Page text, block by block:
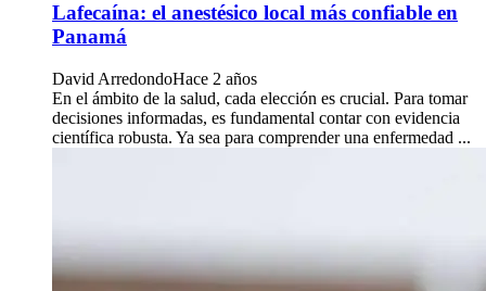
Lafecaína: el anestésico local más confiable en
Panamá
David ArredondoHace 2 años
En el ámbito de la salud, cada elección es crucial. Para tomar
decisiones informadas, es fundamental contar con evidencia
científica robusta. Ya sea para comprender una enfermedad ...